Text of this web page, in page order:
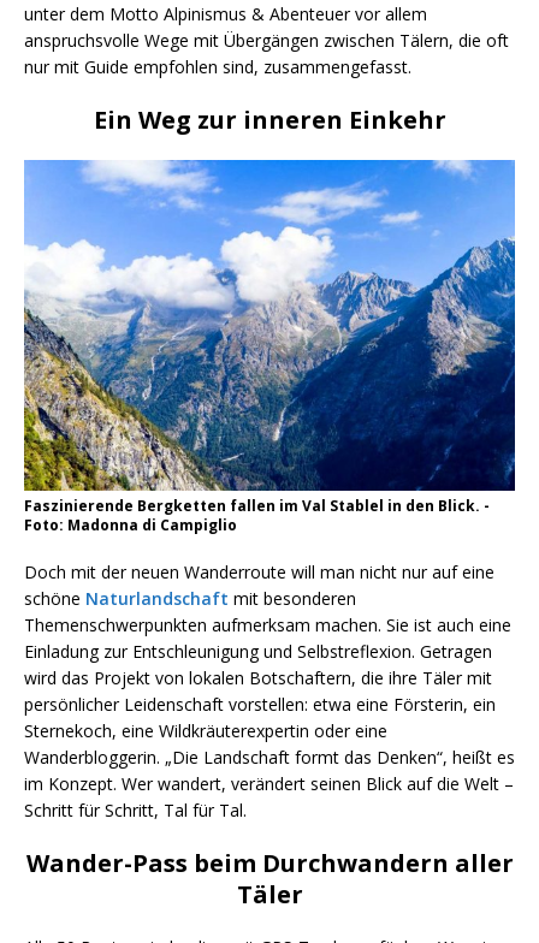
unter dem Motto Alpinismus & Abenteuer vor allem
anspruchsvolle Wege mit Übergängen zwischen Tälern, die oft
nur mit Guide empfohlen sind, zusammengefasst.
Ein Weg zur inneren Einkehr
Faszinierende Bergketten fallen im Val Stablel in den Blick. -
Foto: Madonna di Campiglio
Doch mit der neuen Wanderroute will man nicht nur auf eine
schöne Naturlandschaft mit besonderen
Themenschwerpunkten aufmerksam machen. Sie ist auch eine
Einladung zur Entschleunigung und Selbstreflexion. Getragen
wird das Projekt von lokalen Botschaftern, die ihre Täler mit
persönlicher Leidenschaft vorstellen: etwa eine Försterin, ein
Sternekoch, eine Wildkräuterexpertin oder eine
Wanderbloggerin. „Die Landschaft formt das Denken“, heißt es
im Konzept. Wer wandert, verändert seinen Blick auf die Welt –
Schritt für Schritt, Tal für Tal.
Wander-Pass beim Durchwandern aller
Täler